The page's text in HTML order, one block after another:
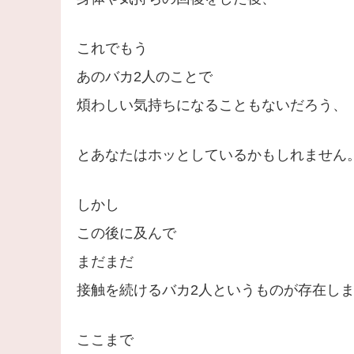
これでもう
あのバカ2人のことで
煩わしい気持ちになることもないだろう、
とあなたはホッとしているかもしれません。
しかし
この後に及んで
まだまだ
接触を続けるバカ2人というものが存在しま
ここまで